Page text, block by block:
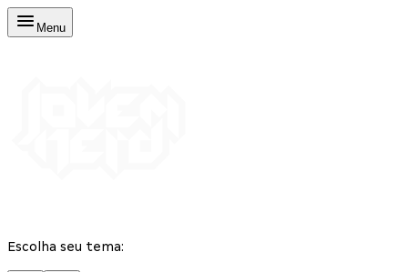
Menu
Escolha seu tema: